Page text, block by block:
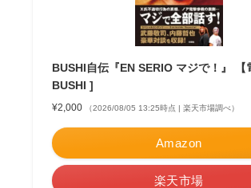
BUSHI自伝『EN SERIO マジで！』 【
BUSHI ]
¥2,000 （2026/08/05 13:25時点 | 楽天市場調べ）
Amazon
楽天市場